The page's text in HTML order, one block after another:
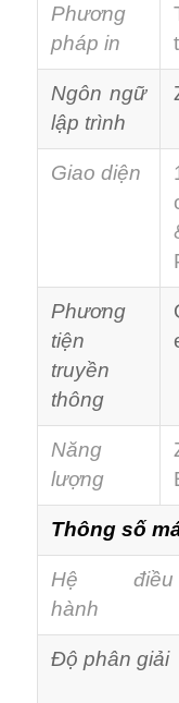
Phương
pháp in
Ngôn ngữ
lập trình
Giao diện
Phương
tiện
truyền
thông
Năng
lượng
Thông số
Hệ điều
hành
Độ phân giải